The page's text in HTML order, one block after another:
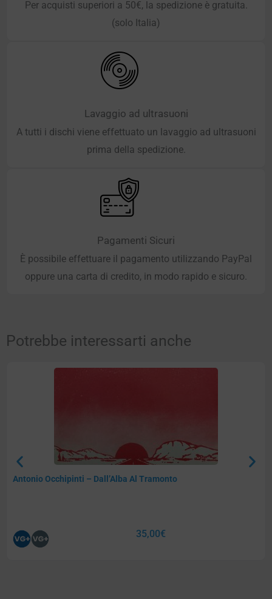
Per acquisti superiori a 50€, la spedizione è gratuita.
(solo Italia)
Lavaggio ad ultrasuoni
A tutti i dischi viene effettuato un lavaggio ad ultrasuoni
prima della spedizione.
Pagamenti Sicuri
È possibile effettuare il pagamento utilizzando PayPal
oppure una carta di credito, in modo rapido e sicuro.
Potrebbe interessarti anche
Antonio Occhipinti – Dall’Alba Al Tramonto
35,00€